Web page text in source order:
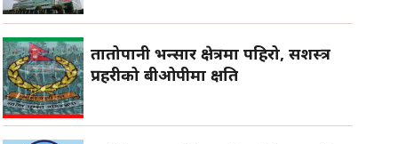
तातोपानी भन्सार क्षेत्रमा पहिरो, सशस्त्र
प्रहरीको बीओपीमा क्षति